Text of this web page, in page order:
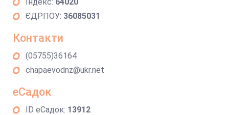
ЄДРПОУ: 36085031
Контакти
(05755)36164
chapaevodnz@ukr.net
еСадок
ID еСадок: 13912